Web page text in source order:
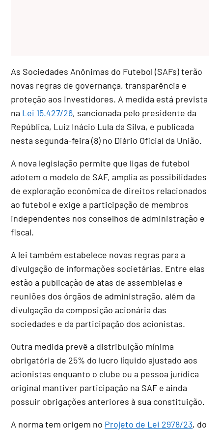
As Sociedades Anônimas do Futebol (SAFs) terão
novas regras de governança, transparência e
proteção aos investidores. A medida está prevista
na Lei 15.427/26, sancionada pelo presidente da
República, Luiz Inácio Lula da Silva, e publicada
nesta segunda-feira (8) no Diário Oficial da União.
A nova legislação permite que ligas de futebol
adotem o modelo de SAF, amplia as possibilidades
de exploração econômica de direitos relacionados
ao futebol e exige a participação de membros
independentes nos conselhos de administração e
fiscal.
A lei também estabelece novas regras para a
divulgação de informações societárias. Entre elas
estão a publicação de atas de assembleias e
reuniões dos órgãos de administração, além da
divulgação da composição acionária das
sociedades e da participação dos acionistas.
Outra medida prevê a distribuição mínima
obrigatória de 25% do lucro líquido ajustado aos
acionistas enquanto o clube ou a pessoa jurídica
original mantiver participação na SAF e ainda
possuir obrigações anteriores à sua constituição.
A norma tem origem no Projeto de Lei 2978/23, do